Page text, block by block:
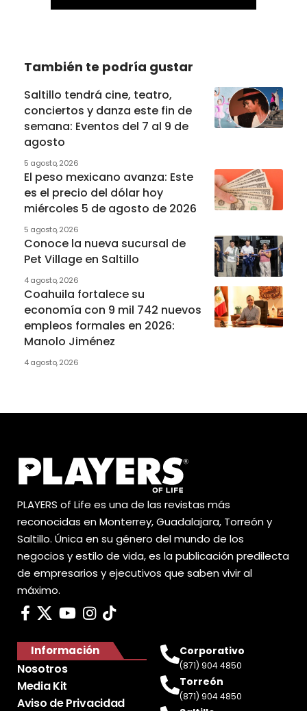
También te podría gustar
Saltillo tendrá cine, teatro,
conciertos y danza este fin de
semana: Eventos del 7 al 9 de
agosto
5 agosto, 2026
El peso mexicano avanza: Este
es el precio del dólar hoy
miércoles 5 de agosto de 2026
5 agosto, 2026
Conoce la nueva sucursal de
Pet Village en Saltillo
4 agosto, 2026
Coahuila fortalece su
economía con 9 mil 742 nuevos
empleos formales en 2026:
Manolo Jiménez
4 agosto, 2026
PLAYERS of Life es una de las revistas más
reconocidas en Monterrey, Guadalajara, Torreón y
Saltillo. Única en su género del mundo de los
negocios y estilo de vida, es la publicación predilecta
de empresarios y ejecutivos que saben vivir al
máximo.
Información
Nosotros
Media Kit
Aviso de Privacidad
Corporativo
(871) 904 4850
Torreón
(871) 904 4850